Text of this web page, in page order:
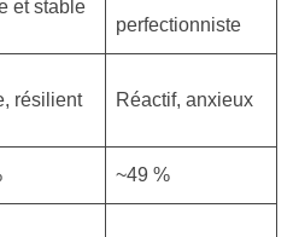
et stable
perfectionniste
résilient Réactif, anxieux
~49 %